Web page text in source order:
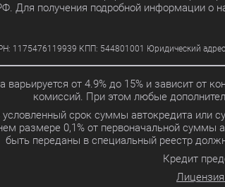
Для получения подробной информации о
КПП: 544801001 Юридический адрес:
варьируется от 4.9% до 15% и зависит
комиссий. При этом любые
срок суммы автокредита или
размере 0,1% от первоначальной
быть переданы в специальный реестр
Кредит